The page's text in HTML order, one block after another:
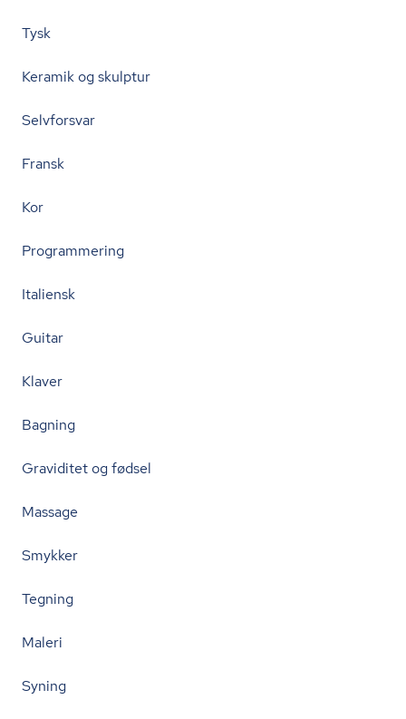
Tysk
Keramik og skulptur
Selvforsvar
Fransk
Kor
Programmering
Italiensk
Guitar
Klaver
Bagning
Graviditet og fødsel
Massage
Smykker
Tegning
Maleri
Syning